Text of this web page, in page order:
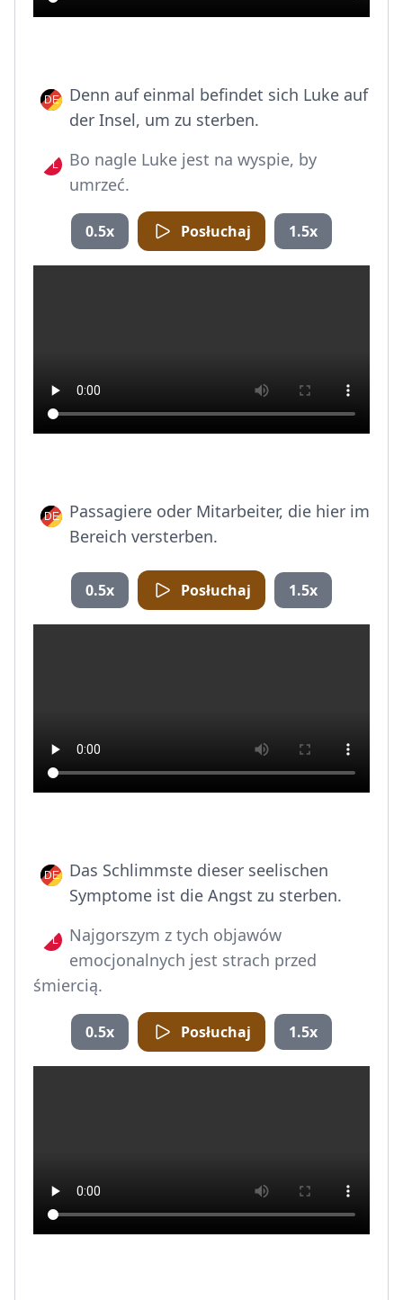
Denn auf einmal befindet sich Luke auf
der Insel, um zu sterben.
Bo nagle Luke jest na wyspie, by
umrzeć.
0.5x Posłuchaj 1.5x
Passagiere oder Mitarbeiter, die hier im
Bereich versterben.
0.5x Posłuchaj 1.5x
Das Schlimmste dieser seelischen
Symptome ist die Angst zu sterben.
Najgorszym z tych objawów
emocjonalnych jest strach przed
śmiercią.
0.5x Posłuchaj 1.5x